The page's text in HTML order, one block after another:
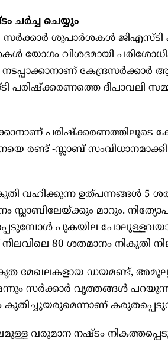
ചര്‍ച്ച ചെയ്യും
സര്‍ക്കാര്‍ ശുപാര്‍ശകള്‍
യോഗം വിശദമായി
കേന്ദ്രസര്‍ക്കാര്‍
പരിഷ്‌ക്കരണത്തെ ദീപാവലി
പരിഷ്‌ക്കരണത്തിലൂടെ
രണ്ട് -സ്ലാബ്
വഹിക്കുന്ന ഉത്പന്നങ്ങള്‍ 5
സ്ലാബിലേയ്ക്കും മാറും.
പുകയില
80 ശതമാനം നികുതി
മേഖലകളായ ഡയമണ്ട്,
സര്‍ക്കാര്‍ വൃത്തങ്ങള്‍
കുതിച്ചുയരുമെന്നാണ്
വരുമാന നഷ്ടം